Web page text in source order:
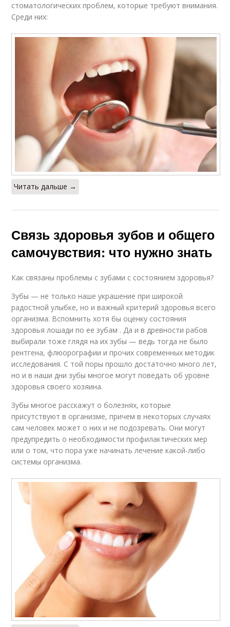
стоматологических проблем, которые требуют внимания.
Среди них:
Читать дальше →
Связь здоровья зубов и общего
самочувствия: что нужно знать
Как связаны проблемы с зубами с состоянием здоровья?
Зубы — не только наше украшение при широкой
радостной улыбке, но и важный критерий здоровья всего
организма. Вспомнить хотя бы оценку состояния
здоровья лошади по ее зубам . Да и в древности рабов
выбирали тоже глядя на их зубы — ведь тогда не было
рентгена, флюорографии и прочих современных методик
исследования. С той поры прошло достаточно много лет,
но и в наши дни зубы многое могут поведать об уровне
здоровья своего хозяина.
Зубы многое расскажут о болезнях, которые
присутствуют в организме, причем в некоторых случаях
сам человек может о них и не подозревать. Они могут
предупредить о необходимости профилактических мер
или о том, что пора уже начинать лечение какой-либо
системы организма.